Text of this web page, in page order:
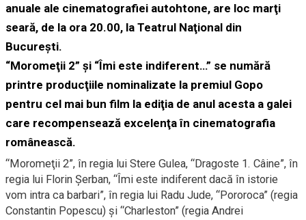
anuale ale cinematografiei autohtone, are loc marţi
seară, de la ora 20.00, la Teatrul Naţional din
Bucureşti.
“Moromeţii 2” şi “Îmi este indiferent…” se numără
printre producţiile nominalizate la premiul Gopo
pentru cel mai bun film la ediţia de anul acesta a galei
care recompensează excelenţa în cinematografia
românească.
“Moromeţii 2”, în regia lui Stere Gulea, “Dragoste 1. Câine”, în
regia lui Florin Şerban, “Îmi este indiferent dacă în istorie
vom intra ca barbari”, în regia lui Radu Jude, “Pororoca” (regia
Constantin Popescu) şi “Charleston” (regia Andrei